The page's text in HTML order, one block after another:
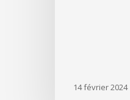
14 février 2024